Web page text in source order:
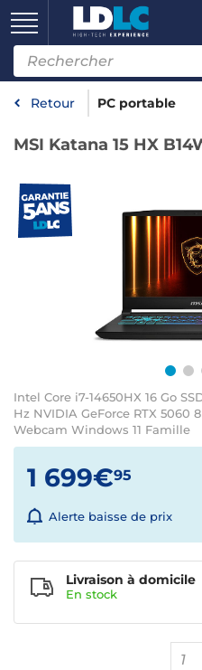
Retour PC portable
MSI Katana 15 HX
Intel Core i7-14650HX 16 Go
Hz NVIDIA GeForce RTX 5060
Webcam Windows 11 Famille
1 699€95
Alerte baisse de prix
1
Livraison à domicile
En stock